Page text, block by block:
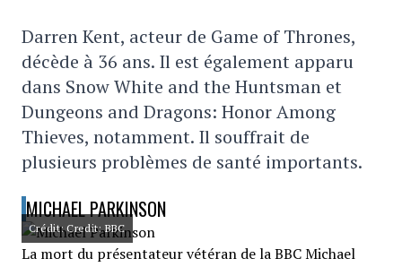
Darren Kent, acteur de Game of Thrones,
décède à 36 ans. Il est également apparu
dans Snow White and the Huntsman et
Dungeons and Dragons: Honor Among
Thieves, notamment. Il souffrait de
plusieurs problèmes de santé importants.
MICHAEL PARKINSON
Crédit: Credit: BBC
La mort du présentateur vétéran de la BBC Michael